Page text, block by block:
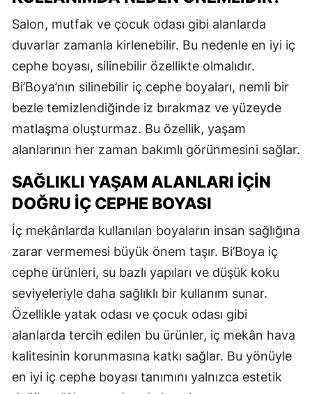
Salon, mutfak ve çocuk odası gibi alanlarda
duvarlar zamanla kirlenebilir. Bu nedenle en iyi iç
cephe boyası, silinebilir özellikte olmalıdır.
Bi’Boya’nın silinebilir iç cephe boyaları, nemli bir
bezle temizlendiğinde iz bırakmaz ve yüzeyde
matlaşma oluşturmaz. Bu özellik, yaşam
alanlarının her zaman bakımlı görünmesini sağlar.
SAĞLIKLI YAŞAM ALANLARI İÇIN
DOĞRU İÇ CEPHE BOYASI
İç mekânlarda kullanılan boyaların insan sağlığına
zarar vermemesi büyük önem taşır. Bi’Boya iç
cephe ürünleri, su bazlı yapıları ve düşük koku
seviyeleriyle daha sağlıklı bir kullanım sunar.
Özellikle yatak odası ve çocuk odası gibi
alanlarda tercih edilen bu ürünler, iç mekân hava
kalitesinin korunmasına katkı sağlar. Bu yönüyle
en iyi iç cephe boyası tanımını yalnızca estetik